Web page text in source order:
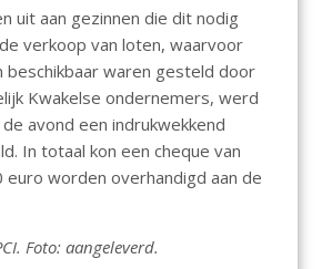
uit aan gezinnen die dit nodig
verkoop van loten, waarvoor
beschikbaar waren gesteld door
Kwakelse ondernemers, werd
avond een indrukwekkend
In totaal kon een cheque van
euro worden overhandigd aan de
Foto: aangeleverd.